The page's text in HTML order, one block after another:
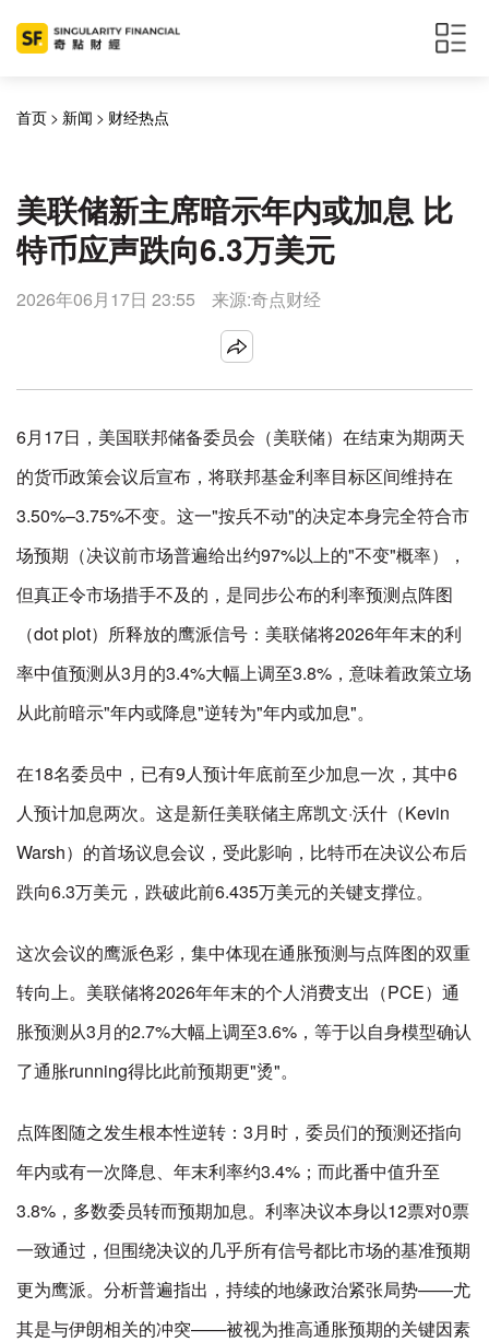
首页 > 新闻 > 财经热点
美联储新主席暗示年内或加息 比
特币应声跌向6.3万美元
2026年06月17日 23:55 来源:奇点财经
6月17日，美国联邦储备委员会（美联储）在结束为期两天
的货币政策会议后宣布，将联邦基金利率目标区间维持在
3.50%–3.75%不变。这一"按兵不动"的决定本身完全符合市
场预期（决议前市场普遍给出约97%以上的"不变"概率），
但真正令市场措手不及的，是同步公布的利率预测点阵图
（dot plot）所释放的鹰派信号：美联储将2026年年末的利
率中值预测从3月的3.4%大幅上调至3.8%，意味着政策立场
从此前暗示"年内或降息"逆转为"年内或加息"。
在18名委员中，已有9人预计年底前至少加息一次，其中6
人预计加息两次。这是新任美联储主席凯文·沃什（Kevin
Warsh）的首场议息会议，受此影响，比特币在决议公布后
跌向6.3万美元，跌破此前6.435万美元的关键支撑位。
这次会议的鹰派色彩，集中体现在通胀预测与点阵图的双重
转向上。美联储将2026年年末的个人消费支出（PCE）通
胀预测从3月的2.7%大幅上调至3.6%，等于以自身模型确认
了通胀running得比此前预期更"烫"。
点阵图随之发生根本性逆转：3月时，委员们的预测还指向
年内或有一次降息、年末利率约3.4%；而此番中值升至
3.8%，多数委员转而预期加息。利率决议本身以12票对0票
一致通过，但围绕决议的几乎所有信号都比市场的基准预期
更为鹰派。分析普遍指出，持续的地缘政治紧张局势——尤
其是与伊朗相关的冲突——被视为推高通胀预期的关键因素